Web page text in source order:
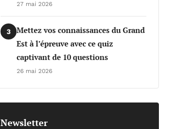
27 mai 2026
3
Mettez vos connaissances du Grand
Est à l’épreuve avec ce quiz
captivant de 10 questions
26 mai 2026
Newsletter